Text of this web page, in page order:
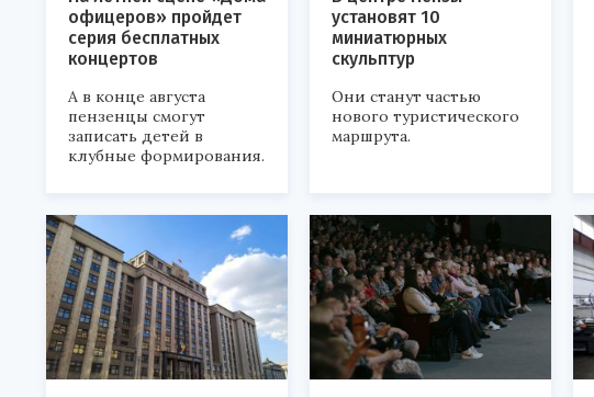
офицеров» пройдет
серия бесплатных
концертов
А в конце августа
пензенцы смогут
записать детей в
клубные формирования.
установят 10
миниатюрных
скульптур
Они станут частью
нового туристического
маршрута.